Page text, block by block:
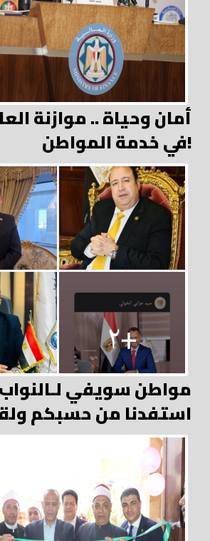
أمان وحياة .. موازنة
في خدمة المواطن!
مواطن سويفي
استفدنا من حسبكم